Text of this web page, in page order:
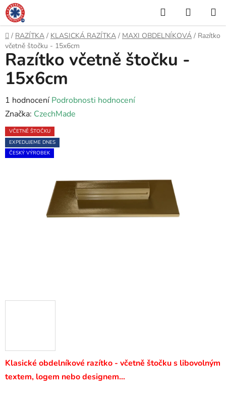
Přejít
na
obsah
Hledat
KOŠÍK
Domů
/ RAZÍTKA / KLASICKÁ RAZÍTKA / MAXI OBDELNÍKOVÁ / Razítko
včetně štočku - 15x6cm
Klasické obdelníkové razítko - včetně štočku s libovolným
textem, logem nebo designem…
Razítko včetně štočku -
15x6cm
Průměrné
hodnocení
produktu
je
5,0
1 hodnocení Podrobnosti hodnocení
Značka: CzechMade
VČETNĚ ŠTOČKU
EXPEDUJEME DNES
ČESKÝ VÝROBEK